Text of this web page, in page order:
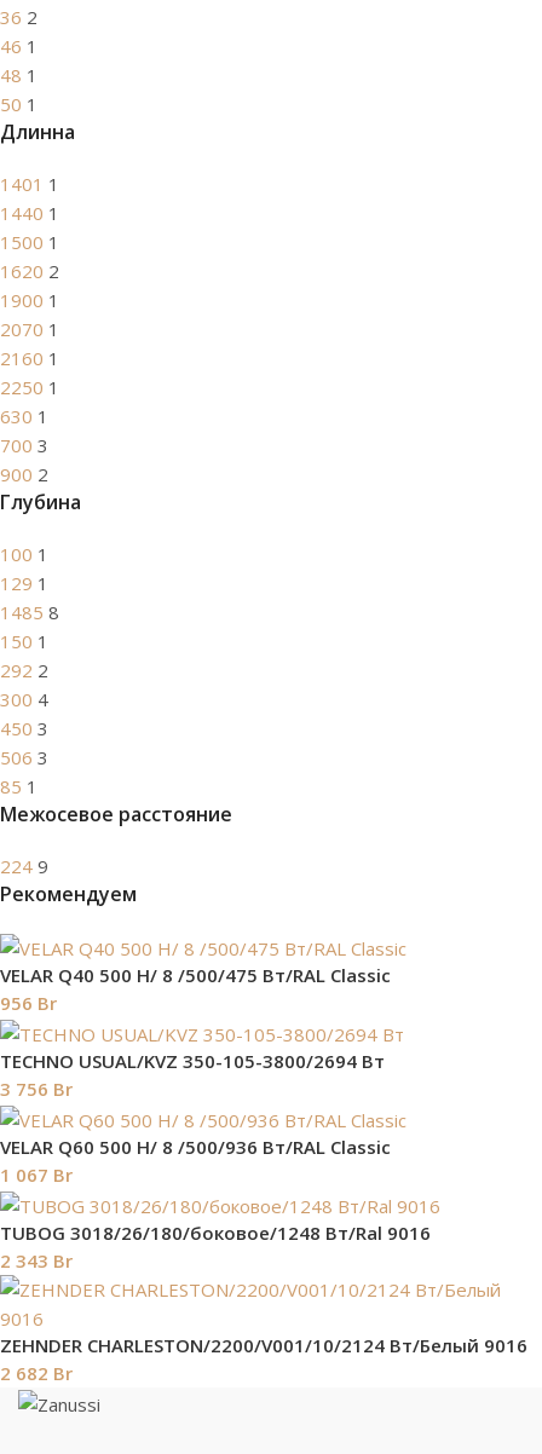
36 2
46 1
48 1
50 1
Длинна
1401 1
1440 1
1500 1
1620 2
1900 1
2070 1
2160 1
2250 1
630 1
700 3
900 2
Глубина
100 1
129 1
1485 8
150 1
292 2
300 4
450 3
506 3
85 1
Межосевое расстояние
224 9
Рекомендуем
VELAR Q40 500 H/ 8 /500/475 Вт/RAL Classic
956 Br
TECHNO USUAL/KVZ 350-105-3800/2694 Вт
3 756 Br
VELAR Q60 500 H/ 8 /500/936 Вт/RAL Classic
1 067 Br
TUBOG 3018/26/180/боковое/1248 Вт/Ral 9016
2 343 Br
ZEHNDER CHARLESTON/2200/V001/10/2124 Вт/Белый 9016
2 682 Br